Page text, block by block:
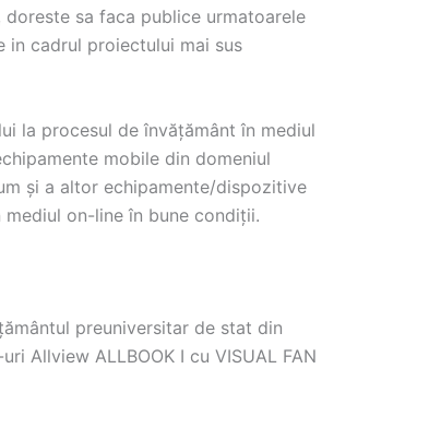
sa faca publice urmatoarele
cadrul proiectului mai sus
la procesul de învățământ în mediul
mobile din domeniul
și a altor echipamente/dispozitive
on-line în bune condiții.
preuniversitar de stat din
Allview ALLBOOK I cu VISUAL FAN